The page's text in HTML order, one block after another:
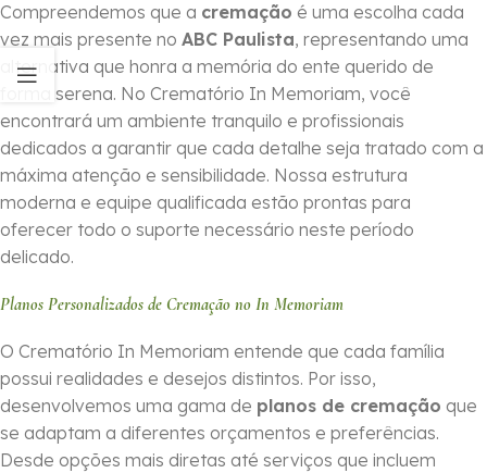
Compreendemos que a cremação é uma escolha cada
vez mais presente no ABC Paulista, representando uma
alternativa que honra a memória do ente querido de
forma serena. No Crematório In Memoriam, você
encontrará um ambiente tranquilo e profissionais
dedicados a garantir que cada detalhe seja tratado com a
máxima atenção e sensibilidade. Nossa estrutura
moderna e equipe qualificada estão prontas para
oferecer todo o suporte necessário neste período
delicado.
Planos Personalizados de Cremação no In Memoriam
O Crematório In Memoriam entende que cada família
possui realidades e desejos distintos. Por isso,
desenvolvemos uma gama de planos de cremação que
se adaptam a diferentes orçamentos e preferências.
Desde opções mais diretas até serviços que incluem